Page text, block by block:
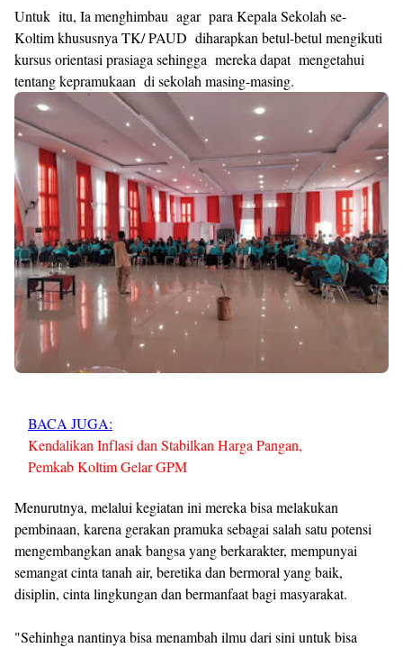
Untuk itu, Ia menghimbau agar para Kepala Sekolah se-
Koltim khususnya TK/ PAUD diharapkan betul-betul mengikuti
kursus orientasi prasiaga sehingga mereka dapat mengetahui
tentang kepramukaan di sekolah masing-masing.
BACA JUGA:
Kendalikan Inflasi dan Stabilkan Harga Pangan,
Pemkab Koltim Gelar GPM
Menurutnya, melalui kegiatan ini mereka bisa melakukan
pembinaan, karena gerakan pramuka sebagai salah satu potensi
mengembangkan anak bangsa yang berkarakter, mempunyai
semangat cinta tanah air, beretika dan bermoral yang baik,
disiplin, cinta lingkungan dan bermanfaat bagi masyarakat.
"Sehinhga nantinya bisa menambah ilmu dari sini untuk bisa